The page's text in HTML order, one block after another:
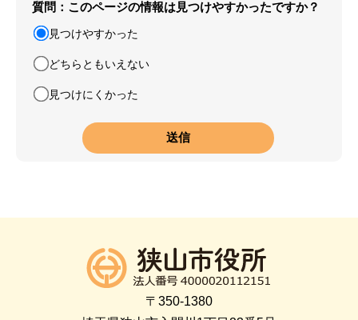
質問：このページの情報は見つけやすかったですか？
見つけやすかった
どちらともいえない
見つけにくかった
〒350-1380